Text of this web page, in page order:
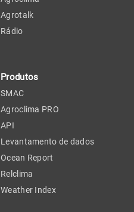
Agrotalk
Rádio
Produtos
SMAC
Agroclima PRO
API
Levantamento de dados
Ocean Report
Relclima
Weather Index